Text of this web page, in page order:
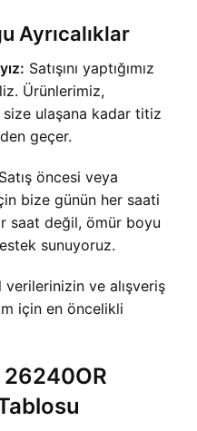
Ayrıcalıklar
Satışını yaptığımız
Ürünlerimiz,
size ulaşana kadar titiz
geçer.
Satış öncesi veya
bize günün her saati
saat değil, ömür boyu
sunuyoruz.
verilerinizin ve alışveriş
için en öncelikli